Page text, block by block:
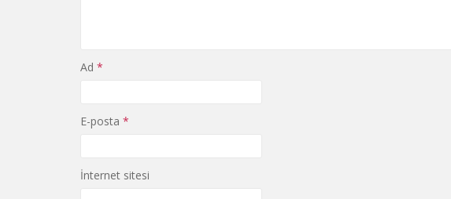
Ad *
E-posta *
İnternet sitesi